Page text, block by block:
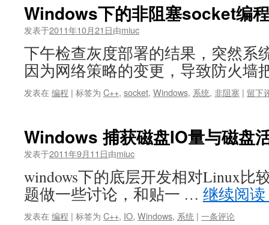
Windows下的非阻塞socket编
发表于2011年10月21日由miuc
下午检查灰度部署的结果，突然系
因为网络策略的变更，导致防火
发表在 编程 | 标签为 C++, socket, Windows, 系统, 非阻塞 | 留下
Windows 捕获磁盘IO量与磁盘
发表于2011年9月11日由miuc
windows下的底层开发相对Linux比
题做一些讨论，和贴一 … 继续阅读
发表在 编程 | 标签为 C++, IO, Windows, 系统 | 一条评论